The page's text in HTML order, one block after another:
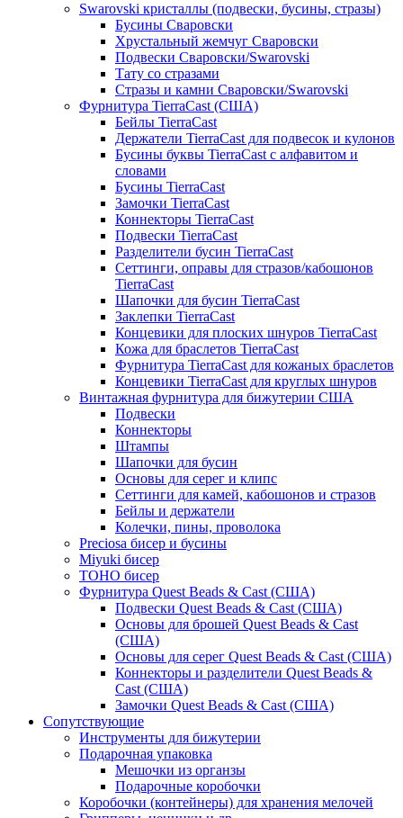
Swarovski кристаллы (подвески, бусины, стразы)
Бусины Сваровски
Хрустальный жемчуг Сваровски
Подвески Сваровски/Swarovski
Тату со стразами
Стразы и камни Сваровски/Swarovski
Фурнитура TierraCast (США)
Бейлы TierraCast
Держатели TierraCast для подвесок и кулонов
Бусины буквы TierraCast с алфавитом и
словами
Бусины TierraCast
Замочки TierraCast
Коннекторы TierraCast
Подвески TierraCast
Разделители бусин TierraCast
Сеттинги, оправы для стразов/кабошонов
TierraCast
Шапочки для бусин TierraCast
Заклепки TierraCast
Концевики для плоских шнуров TierraCast
Кожа для браслетов TierraCast
Фурнитура TierraCast для кожаных браслетов
Концевики TierraCast для круглых шнуров
Винтажная фурнитура для бижутерии США
Подвески
Коннекторы
Штампы
Шапочки для бусин
Основы для серег и клипс
Сеттинги для камей, кабошонов и стразов
Бейлы и держатели
Колечки, пины, проволока
Preciosa бисер и бусины
Miyuki бисер
TOHO бисер
Фурнитура Quest Beads & Cast (США)
Подвески Quest Beads & Cast (США)
Основы для брошей Quest Beads & Cast
(США)
Основы для серег Quest Beads & Cast (США)
Коннекторы и разделители Quest Beads &
Cast (США)
Замочки Quest Beads & Cast (США)
Сопутствующие
Инструменты для бижутерии
Подарочная упаковка
Мешочки из органзы
Подарочные коробочки
Коробочки (контейнеры) для хранения мелочей